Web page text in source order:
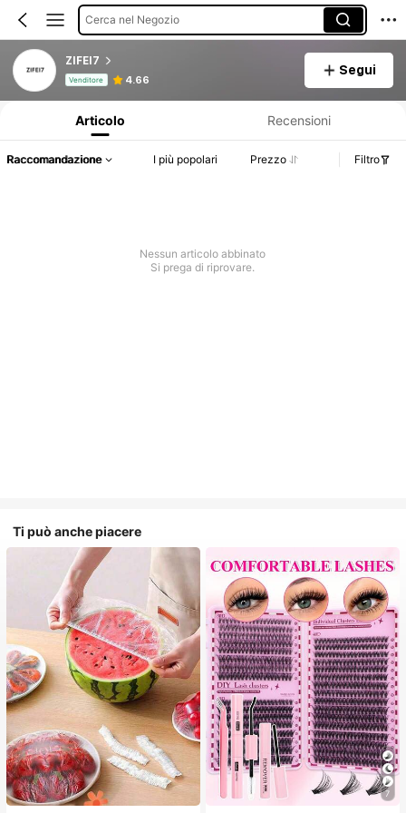
Cerca nel Negozio
ZIFEI7
Venditore 4.66
Segui
Articolo Recensioni
Raccomandazione I più popolari Prezzo Filtro
Nessun articolo abbinato
Si prega di riprovare.
Ti può anche piacere
7